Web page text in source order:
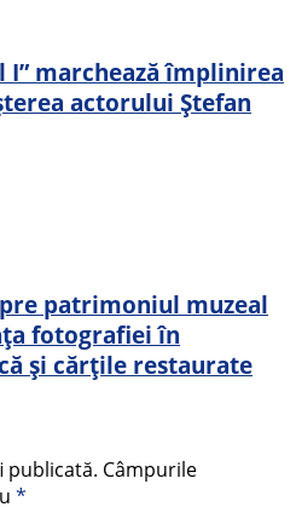
I” marchează împlinirea
actorului Ștefan
patrimoniul muzeal
fotografiei în
și cărțile restaurate
publicată. Câmpurile
*